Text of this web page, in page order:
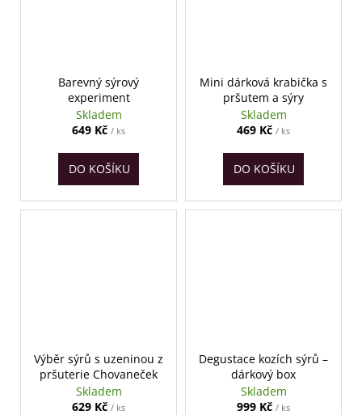
Barevný sýrový
experiment
Skladem
649 Kč / ks
DO KOŠÍKU
Mini dárková krabička s
pršutem a sýry
Skladem
469 Kč / ks
DO KOŠÍKU
Výběr sýrů s uzeninou z
pršuterie Chovaneček
Skladem
629 Kč / ks
Degustace kozích sýrů –
dárkový box
Skladem
999 Kč / ks